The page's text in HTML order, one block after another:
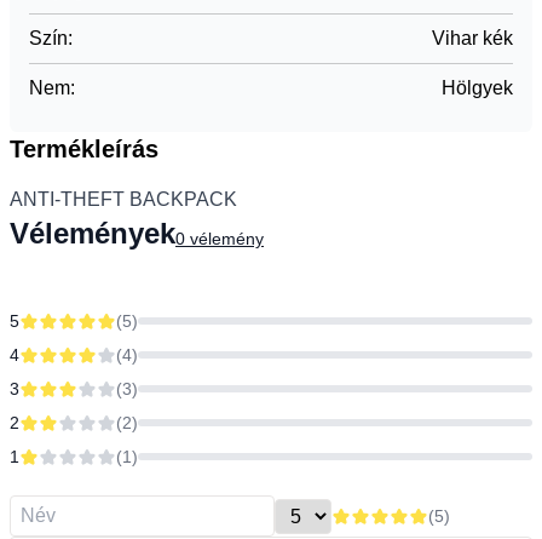
Szín: Vihar kék
Nem: Hölgyek
Termékleírás
ANTI-THEFT BACKPACK
Vélemények0 vélemény
5 (5)
4
(4)
3
(3)
2
(2)
1
(1)
(5)